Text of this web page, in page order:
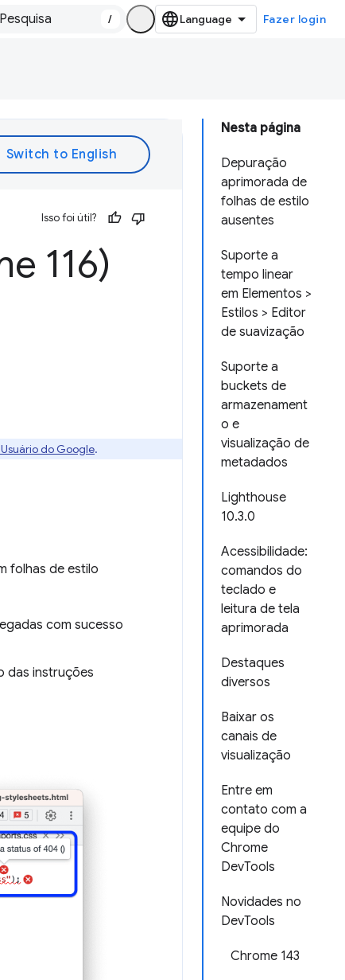
/ Fazer login
Nesta página
Depuração
aprimorada de
folhas de estilo
ausentes
Suporte a
tempo linear
em Elementos >
Estilos > Editor
de suavização
Suporte a
buckets de
armazenament
o e
visualização de
metadados
Lighthouse
10.3.0
Acessibilidade:
comandos do
teclado e
leitura de tela
aprimorada
Destaques
diversos
Baixar os
canais de
visualização
Entre em
contato com a
equipe do
Chrome
DevTools
Novidades no
DevTools
Chrome 143
Isso foi útil?
116)
do Google.
folhas de estilo
com sucesso
das instruções